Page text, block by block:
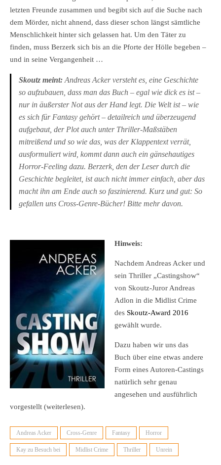
letzten Freunde zusammen und begibt sich auf die Suche nach
dem Mörder, nicht ahnend, dass dieser schon längst sämtliche
Menschlichkeit hinter sich gelassen hat. Um den Täter zu
finden, muss Berzerk sich bis an die Pforte der Hölle begeben –
und in seine Vergangenheit …
Skoutz meint: Andreas Acker versteht es, eine Geschichte
so aufzubauen, dass man das Buch – egal wie dick es ist –
nur in äußerster Not aus der Hand legt. Die Welt ist – wie
es sich für Fantasy gehört – detailreich und überzeugend
aufgebaut, der Plot auch unter Thriller-Maßstäben
mitreißend und so wie das, was der Klappentext verrät,
ausformuliert wird, kommt dann auch ein gänsehautiges
Horror-Feeling dazu. Berzerk, den der Leser durch die
Geschichte begleitet, ist auch nicht immer einfach, aber das
macht ihn am Ende auch so faszinierend. Kurz und gut: So
gefallen uns Cross-Genre-Bücher! Bitte mehr davon.
Hinweis:
Nachdem Andreas Acker und
sein Thriller „Castingshow“
von Skoutz-Juror Andreas
Adlon in die Midlist Crime
des Skoutz-Award 2016
gewählt wurde.
Dazu haben wir uns das
Buch über eine etwas andere
Form eines Autoren-Castings
natürlich sehr genau
angesehen und ausführlich
vorgestellt (weiterlesen).
Andreas Acker Cross-Genre Fantasy Horror
Kay zu Besuch bei Midlist Crime Thriller Unrein